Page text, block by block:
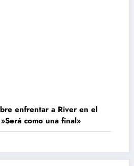
enfrentar a River en el
como una final»